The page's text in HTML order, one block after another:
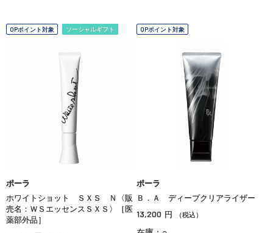
OPポイント対象 ソーシャルギフト
ポーラ
ホワイトショット ＳＸＳ Ｎ〈販
売名：ＷＳエッセンスＳＸＳ〉［医
薬部外品］
OPポイント対象
ポーラ
Ｂ．Ａ ディープクリアライザー
13,200 円 （税込）